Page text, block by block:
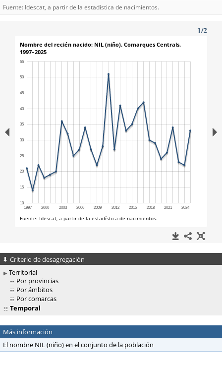
Fuente: Idescat, a partir de la estadística de nacimientos.
Criterio de desagregación
Territorial
Por provincias
Por ámbitos
Por comarcas
Temporal
Más información
El nombre NIL (niño) en el conjunto de la población